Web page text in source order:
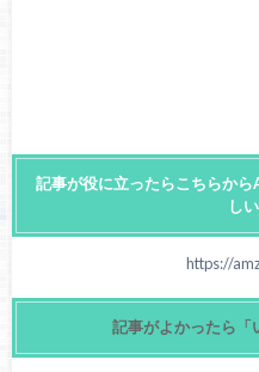
記事が役に立ったらこちらか
し
https://
記事がよかったら「